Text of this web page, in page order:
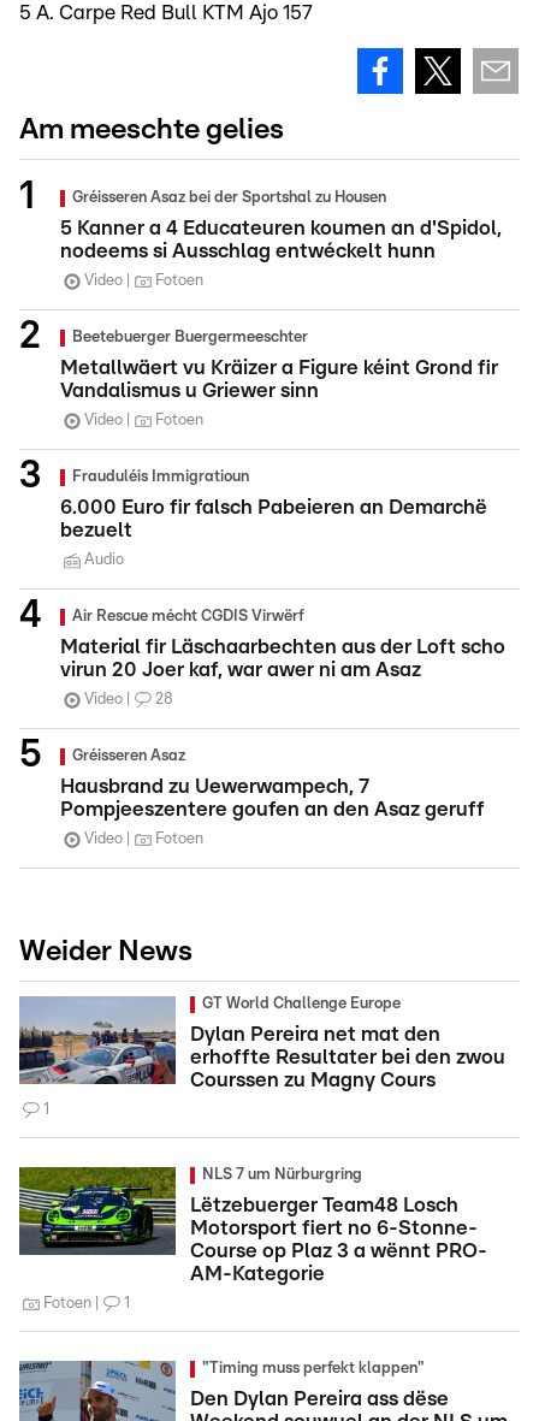
5 A. Carpe Red Bull KTM Ajo 157
Am meeschte gelies
Gréisseren Asaz bei der Sportshal zu Housen
5 Kanner a 4 Educateuren koumen an d'Spidol,
nodeems si Ausschlag entwéckelt hunn
Video Fotoen
Beetebuerger Buergermeeschter
Metallwäert vu Kräizer a Figure kéint Grond fir
Vandalismus u Griewer sinn
Video Fotoen
Frauduléis Immigratioun
6.000 Euro fir falsch Pabeieren an Demarchë
bezuelt
Audio
Air Rescue mécht CGDIS Virwërf
Material fir Läschaarbechten aus der Loft scho
virun 20 Joer kaf, war awer ni am Asaz
Video 28
Gréisseren Asaz
Hausbrand zu Uewerwampech, 7
Pompjeeszentere goufen an den Asaz geruff
Video Fotoen
Weider News
GT World Challenge Europe
Dylan Pereira net mat den
erhoffte Resultater bei den zwou
Courssen zu Magny Cours
1
NLS 7 um Nürburgring
Lëtzebuerger Team48 Losch
Motorsport fiert no 6-Stonne-
Course op Plaz 3 a wënnt PRO-
AM-Kategorie
Fotoen 1
"Timing muss perfekt klappen"
Den Dylan Pereira ass dëse